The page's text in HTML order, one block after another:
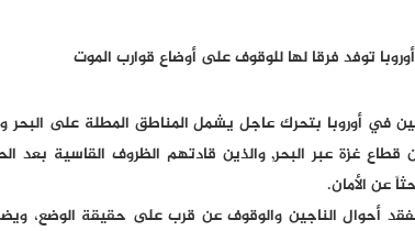
توفد فرقا لها للوقوف على أوضاع قوارب الموت
في أوروبا بتحرك عاجل يشمل المناطق المطلة على البحر
غزة عبر البحر, والذين قادتهم الظروف القاسية بعد
عن الأمان.
أحوال الناجين والوقوف عن قرب على حقيقة الوضع، ويضم